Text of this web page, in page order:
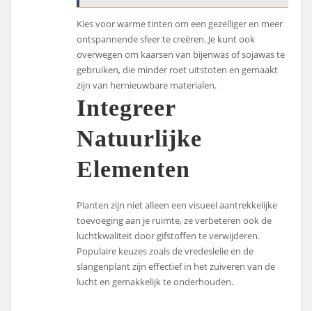
Kies voor warme tinten om een gezelliger en meer
ontspannende sfeer te creëren. Je kunt ook
overwegen om kaarsen van bijenwas of sojawas te
gebruiken, die minder roet uitstoten en gemaakt
zijn van hernieuwbare materialen.
Integreer
Natuurlijke
Elementen
Planten zijn niet alleen een visueel aantrekkelijke
toevoeging aan je ruimte, ze verbeteren ook de
luchtkwaliteit door gifstoffen te verwijderen.
Populaire keuzes zoals de vredeslelie en de
slangenplant zijn effectief in het zuiveren van de
lucht en gemakkelijk te onderhouden.